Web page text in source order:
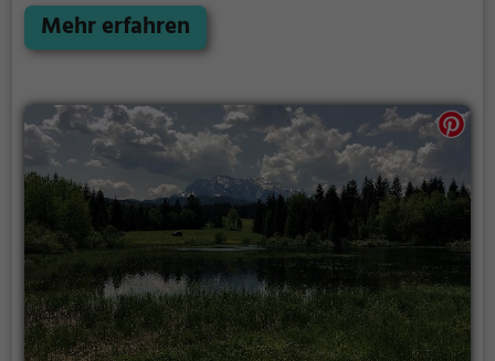
zahlreiche Möglichkeiten für Freizeitaktivitäten.
Mehr erfahren